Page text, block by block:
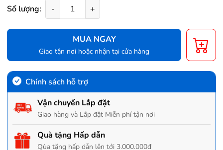
Số lượng: - +
MUA NGAY
Giao tận nơi hoặc nhận tại cửa hàng
Chính sách hỗ trợ
Vận chuyển Lắp đặt
Giao hàng và Lắp đặt Miễn phí tận nơi
Quà tặng Hấp dẫn
Qùa tặng hấp dẫn lên tới 3.000.000đ